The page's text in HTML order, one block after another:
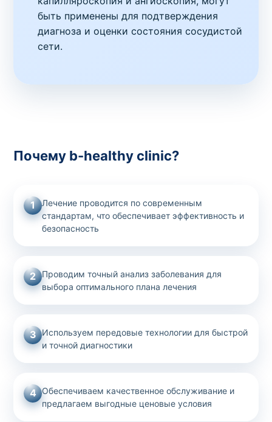
быть применены для подтверждения
диагноза и оценки состояния сосудистой
сети.
Почему b-healthy clinic?
1
Лечение проводится по современным
стандартам, что обеспечивает эффективность и
безопасность
2
Проводим точный анализ заболевания для
выбора оптимального плана лечения
3 Используем передовые технологии для быстрой
и точной диагностики
4 Обеспечиваем качественное обслуживание и
предлагаем выгодные ценовые условия